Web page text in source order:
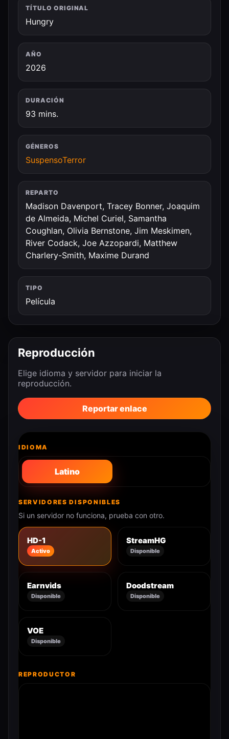
TÍTULO ORIGINAL
Hungry
AÑO
2026
DURACIÓN
93 mins.
GÉNEROS
SuspensoTerror
REPARTO
Madison Davenport, Tracey Bonner, Joaquim
de Almeida, Michel Curiel, Samantha
Coughlan, Olivia Bernstone, Jim Meskimen,
River Codack, Joe Azzopardi, Matthew
Charlery-Smith, Maxime Durand
TIPO
Película
Reproducción
Elige idioma y servidor para iniciar la
reproducción.
Reportar enlace
IDIOMA
Latino
SERVIDORES DISPONIBLES
Si un servidor no funciona, prueba con otro.
HD-1
Activo
StreamHG
Disponible
Earnvids
Disponible
Doodstream
Disponible
VOE
Disponible
REPRODUCTOR